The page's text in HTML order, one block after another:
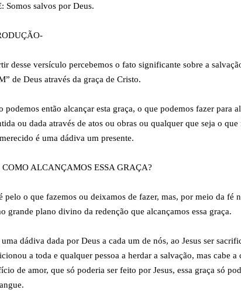
Somos salvos por Deus.
desse versículo percebemos o fato significante sobre a
de Deus através da graça de Cristo.
podemos então alcançar esta graça, o que podemos fazer para
ou dada através de atos ou obras ou qualquer que seja o
é uma dádiva um presente.
ALCANÇAMOS ESSA GRAÇA?
pelo o que fazemos ou deixamos de fazer, mas, por meio da fé
grande plano divino da redenção que alcançamos essa graça.
uma dádiva dada por Deus a cada um de nós, ao Jesus ser
a toda e qualquer pessoa a herdar a salvação, mas cabe a
de amor, que só poderia ser feito por Jesus, essa graça só